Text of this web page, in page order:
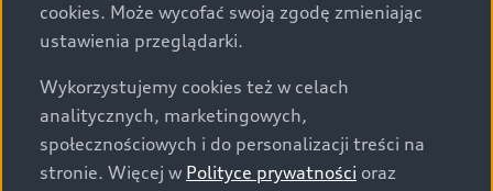
informacji prosimy kontaktować się z Partnerem Marki
Audi.
Wszystkie produkowane obecnie samochody marki Audi
są wykonywane z materiałów spełniających pod
względem możliwości odzysku i recyklingu wymagania
określone w normie ISO 22628 i są zgodne z
cookies. Może wycofać swoją zgodę zmieniając
ustawienia przeglądarki.
Wykorzystujemy cookies też w celach
analitycznych, marketingowych,
społecznościowych i do personalizacji treści na
stronie. Więcej w Polityce prywatności oraz